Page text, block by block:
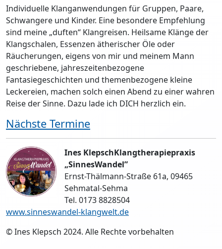
Individuelle Klanganwendungen für Gruppen, Paare,
Schwangere und Kinder. Eine besondere Empfehlung
sind meine „duften“ Klangreisen. Heilsame Klänge der
Klangschalen, Essenzen ätherischer Öle oder
Räucherungen, eigens von mir und meinem Mann
geschriebene, jahreszeitenbezogene
Fantasiegeschichten und themenbezogene kleine
Leckereien, machen solch einen Abend zu einer wahren
Reise der Sinne. Dazu lade ich DICH herzlich ein.
Nächste Termine
Ines KlepschKlangtherapiepraxis
„SinnesWandel”
Ernst-Thälmann-Straße 61a, 09465
Sehmatal-Sehma
Tel. 0173 8828504
www.sinneswandel-klangwelt.de
© Ines Klepsch 2024. Alle Rechte vorbehalten